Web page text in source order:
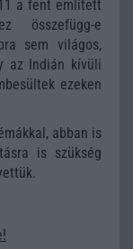
a fent említett
összefügg-e
sem világos,
az Indián kívüli
ezeken
abban is
is szükség